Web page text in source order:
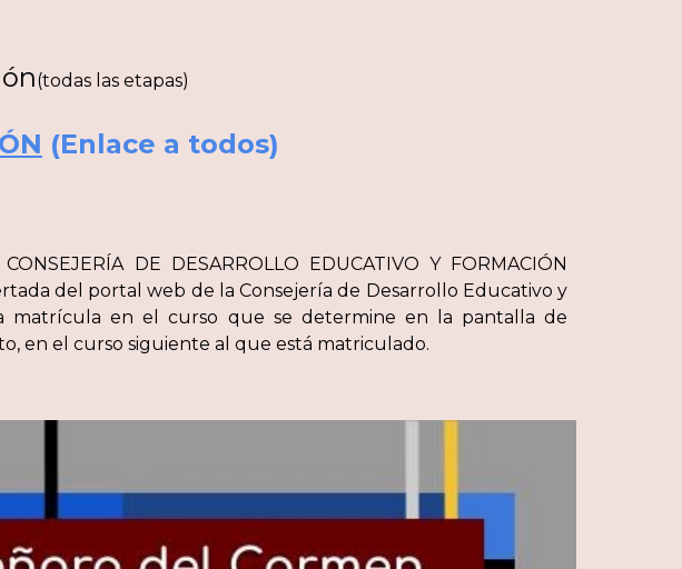
(todas las etapas)
(Enlace a todos)
DE DESARROLLO EDUCATIVO Y FORMACIÓN
del portal web de la Consejería de Desarrollo Educativo y
matrícula en el curso que se determine en la pantalla de
en el curso siguiente al que está matriculado.